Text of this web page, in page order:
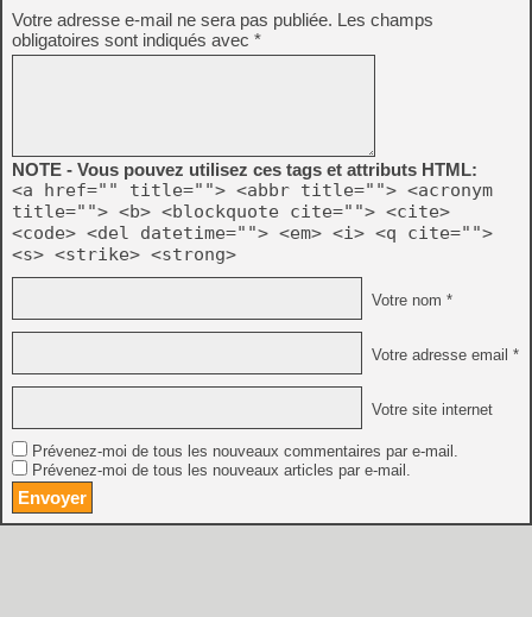
Votre adresse e-mail ne sera pas publiée. Les champs
obligatoires sont indiqués avec *
NOTE - Vous pouvez utilisez ces tags et attributs HTML:
<a href="" title=""> <abbr title=""> <acronym
title=""> <b> <blockquote cite=""> <cite>
<code> <del datetime=""> <em> <i> <q cite="">
<s> <strike> <strong>
Votre nom *
Votre adresse email *
Votre site internet
Prévenez-moi de tous les nouveaux commentaires par e-mail.
Prévenez-moi de tous les nouveaux articles par e-mail.